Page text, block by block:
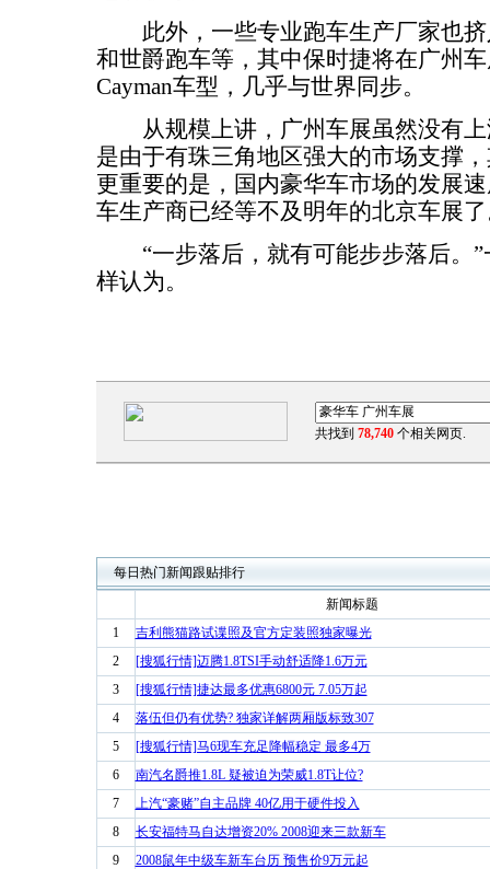
此外，一些专业跑车生产厂家也挤
和世爵跑车等，其中保时捷将在广州
Cayman车型，几乎与世界同步。
从规模上讲，广州车展虽然没有上
是由于有珠三角地区强大的市场支撑
更重要的是，国内豪华车市场的发展
车生产商已经等不及明年的北京车展
“一步落后，就有可能步步落后。”
样认为。
共找到 78,740 个相关网页.
每日热门新闻跟贴排行
新闻标题
1
吉利熊猫路试谍照及官方定装照独家曝光
2
[搜狐行情]迈腾1.8TSI手动舒适降1.6万元
3
[搜狐行情]捷达最多优惠6800元 7.05万起
4
落伍但仍有优势? 独家详解两厢版标致307
5
[搜狐行情]马6现车充足降幅稳定 最多4万
6
南汽名爵推1.8L 疑被迫为荣威1.8T让位?
7
上汽“豪赌”自主品牌 40亿用于硬件投入
8
长安福特马自达增资20% 2008迎来三款新车
9
2008鼠年中级车新车台历 预售价9万元起